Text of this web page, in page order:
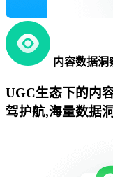
内容数据洞
UGC生态下的内
驾护航,海量数据